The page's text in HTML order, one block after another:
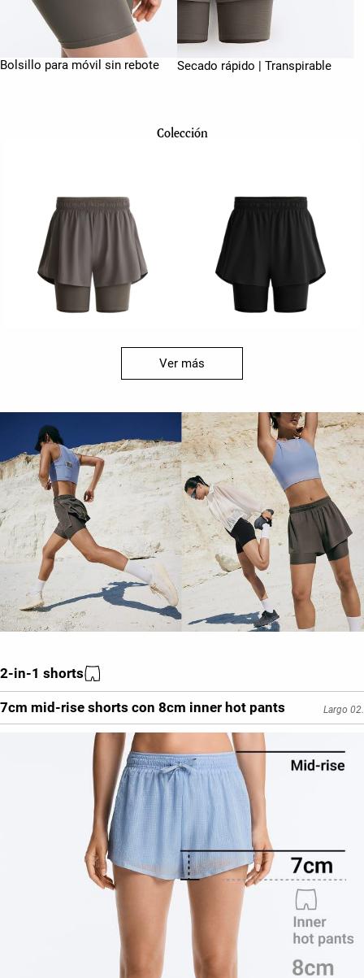
Bolsillo para móvil sin rebote Secado rápido | Transpirable
Colección
Ver más
2-in-1 shorts
7cm mid-rise shorts con 8cm inner hot pants Largo 02.